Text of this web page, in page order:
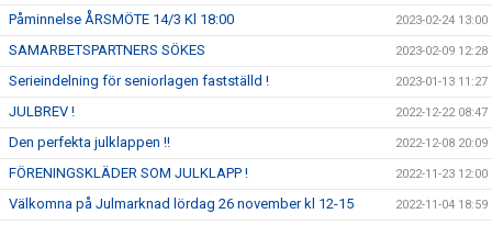
Påminnelse ÅRSMÖTE 14/3 Kl 18:00 2023-02-24 13:00
SAMARBETSPARTNERS SÖKES 2023-02-09 12:28
Serieindelning för seniorlagen fastställd ! 2023-01-13 11:27
JULBREV ! 2022-12-22 08:47
Den perfekta julklappen !! 2022-12-08 20:09
FÖRENINGSKLÄDER SOM JULKLAPP ! 2022-11-23 12:00
Välkomna på Julmarknad lördag 26 november kl 12-15 2022-11-04 18:59